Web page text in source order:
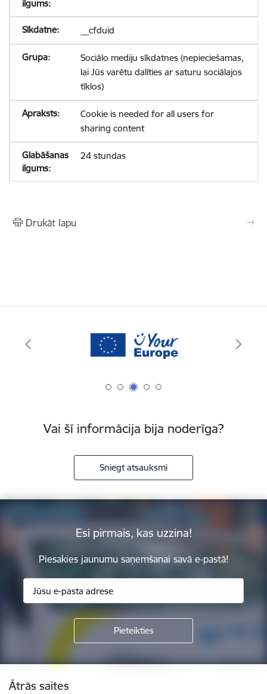
__cfduid
Sociālo mediju sīkdatnes (nepieciešamas,
lai Jūs varētu dalīties ar saturu sociālajos
tīklos)
Cookie is needed for all users for
sharing content
24 stundas
Drukāt lapu
Vai šī informācija bija noderīga?
Sniegt atsauksmi
Esi pirmais, kas uzzina!
Piesakies jaunumu saņemšanai savā e-pastā!
Ātrās saites